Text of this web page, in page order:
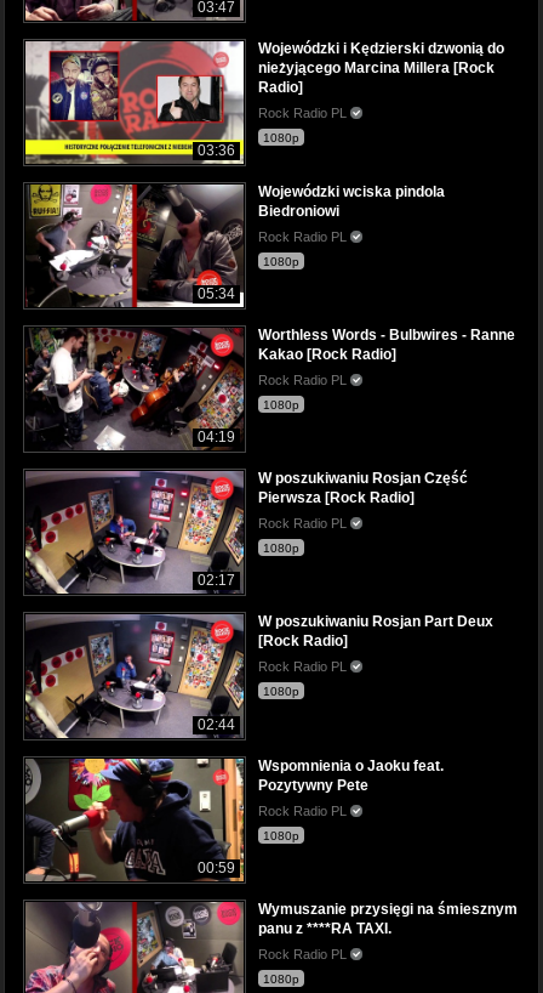
03:47
03:36
Wojewódzki i Kędzierski dzwonią do
nieżyjącego Marcina Millera [Rock
Radio]
Rock Radio PL
1080p
05:34
Wojewódzki wciska pindola
Biedroniowi
Rock Radio PL
1080p
04:19
Worthless Words - Bulbwires - Ranne
Kakao [Rock Radio]
Rock Radio PL
1080p
02:17
W poszukiwaniu Rosjan Część
Pierwsza [Rock Radio]
Rock Radio PL
1080p
02:44
W poszukiwaniu Rosjan Part Deux
[Rock Radio]
Rock Radio PL
1080p
00:59
Wspomnienia o Jaoku feat.
Pozytywny Pete
Rock Radio PL
1080p
Wymuszanie przysięgi na śmiesznym
panu z ****RA TAXI.
Rock Radio PL
1080p